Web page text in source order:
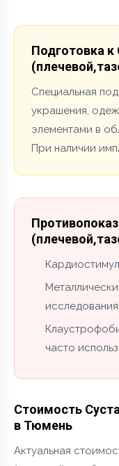
Подготовка к
Специальная
украшения,
элементами в
При наличии
часто
Стоимость
в Тюмень
Актуальная